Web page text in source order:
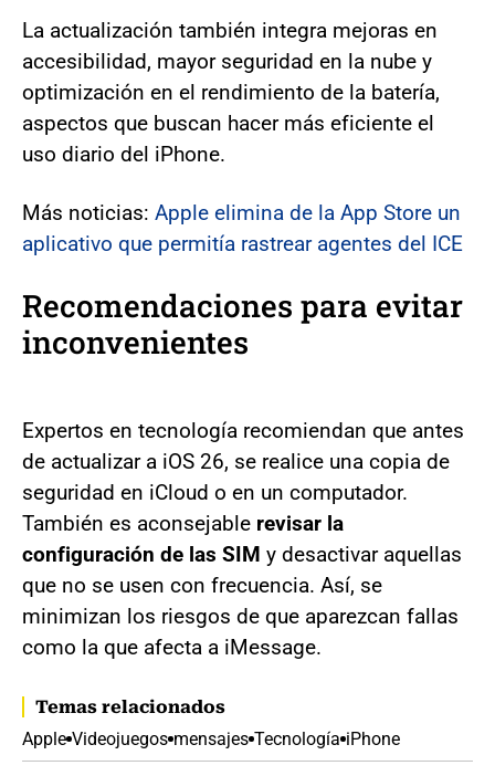
La actualización también integra mejoras en
accesibilidad, mayor seguridad en la nube y
optimización en el rendimiento de la batería,
aspectos que buscan hacer más eficiente el
uso diario del iPhone.
Más noticias: Apple elimina de la App Store un
aplicativo que permitía rastrear agentes del ICE
Recomendaciones para evitar
inconvenientes
Expertos en tecnología recomiendan que antes
de actualizar a iOS 26, se realice una copia de
seguridad en iCloud o en un computador.
También es aconsejable revisar la
configuración de las SIM y desactivar aquellas
que no se usen con frecuencia. Así, se
minimizan los riesgos de que aparezcan fallas
como la que afecta a iMessage.
Temas relacionados
Apple Videojuegos mensajes Tecnología iPhone